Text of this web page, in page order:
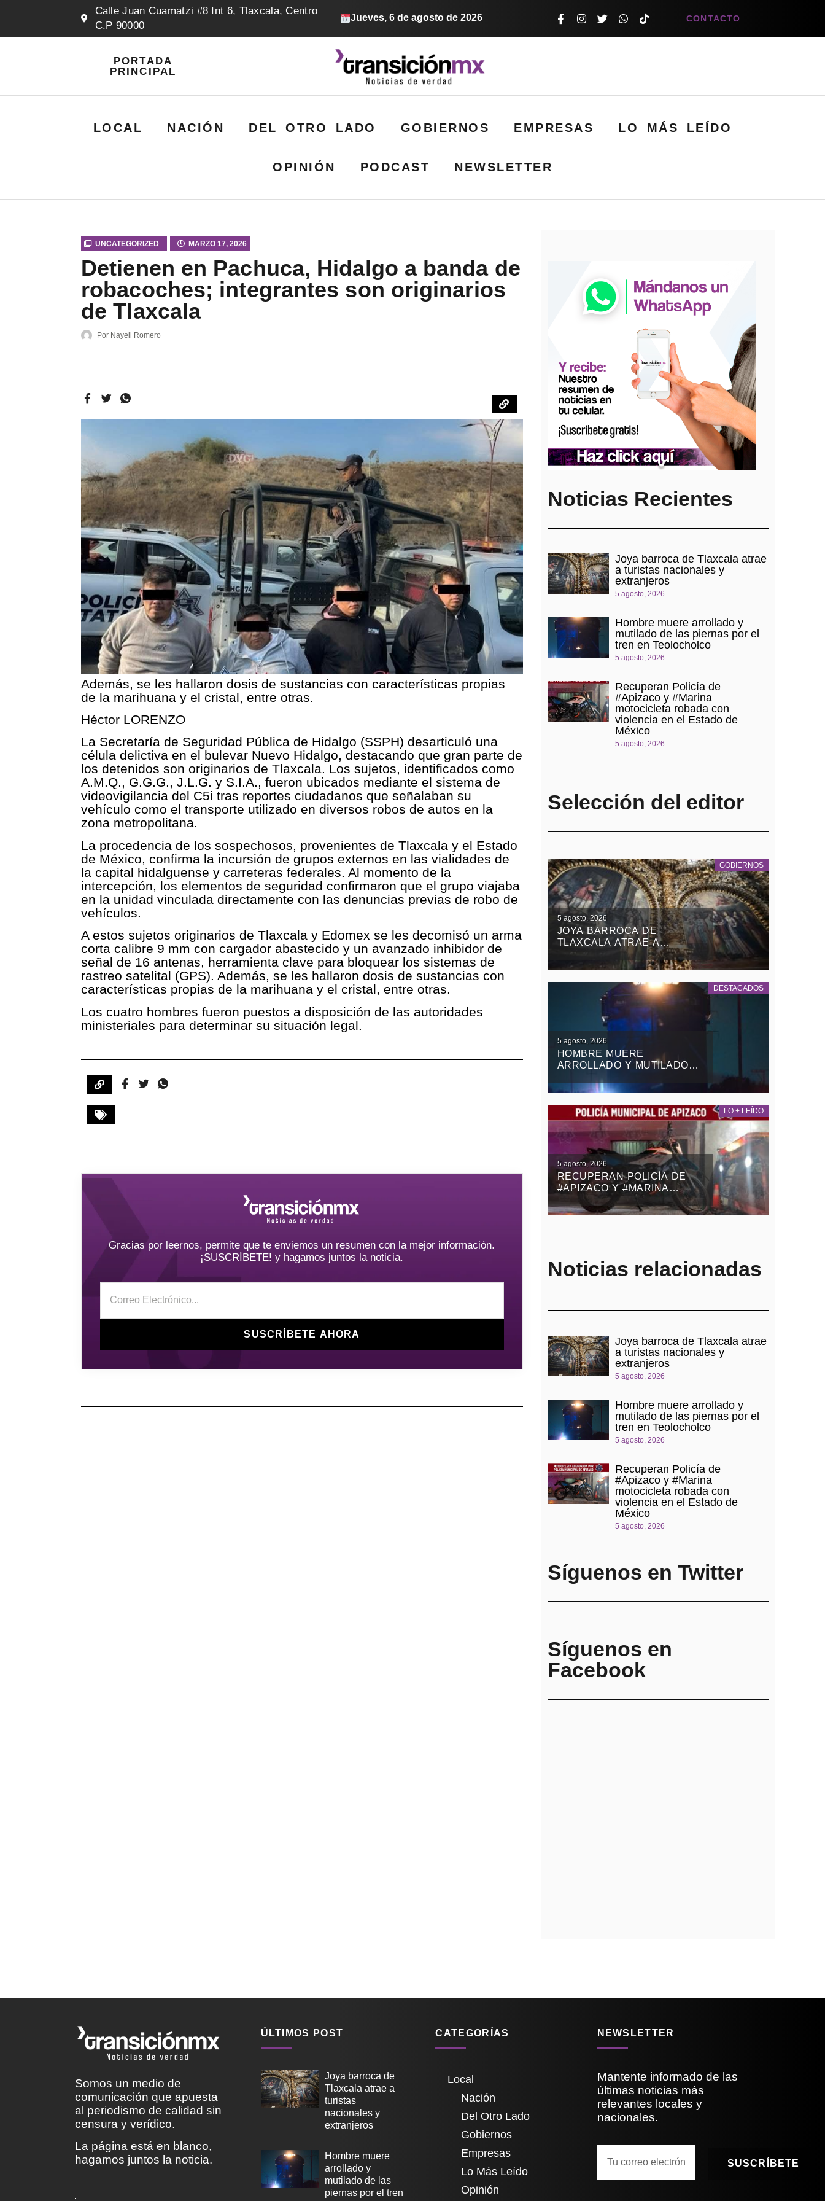
Calle Juan Cuamatzi #8 Int 6, Tlaxcala, Centro
C.P 90000
Jueves, 6 de agosto de 2026 CONTACTO
PORTADA
PRINCIPAL
LOCAL NACIÓN DEL OTRO LADO GOBIERNOS EMPRESAS LO MÁS LEÍDO
OPINIÓN PODCAST NEWSLETTER
UNCATEGORIZED MARZO 17, 2026
Detienen en Pachuca, Hidalgo a banda de
robacoches; integrantes son originarios
de Tlaxcala
Por Nayeli Romero
Además, se les hallaron dosis de sustancias con características propias
de la marihuana y el cristal, entre otras.
Héctor LORENZO
La Secretaría de Seguridad Pública de Hidalgo (SSPH) desarticuló una
célula delictiva en el bulevar Nuevo Hidalgo, destacando que gran parte de
los detenidos son originarios de Tlaxcala. Los sujetos, identificados como
A.M.Q., G.G.G., J.L.G. y S.I.A., fueron ubicados mediante el sistema de
videovigilancia del C5i tras reportes ciudadanos que señalaban su
vehículo como el transporte utilizado en diversos robos de autos en la
zona metropolitana.
La procedencia de los sospechosos, provenientes de Tlaxcala y el Estado
de México, confirma la incursión de grupos externos en las vialidades de
la capital hidalguense y carreteras federales. Al momento de la
intercepción, los elementos de seguridad confirmaron que el grupo viajaba
en la unidad vinculada directamente con las denuncias previas de robo de
vehículos.
A estos sujetos originarios de Tlaxcala y Edomex se les decomisó un arma
corta calibre 9 mm con cargador abastecido y un avanzado inhibidor de
señal de 16 antenas, herramienta clave para bloquear los sistemas de
rastreo satelital (GPS). Además, se les hallaron dosis de sustancias con
características propias de la marihuana y el cristal, entre otras.
Los cuatro hombres fueron puestos a disposición de las autoridades
ministeriales para determinar su situación legal.
Gracias por leernos, permite que te enviemos un resumen con la mejor información.
¡SUSCRÍBETE! y hagamos juntos la noticia.
SUSCRÍBETE AHORA
Noticias Recientes
Joya barroca de Tlaxcala atrae
a turistas nacionales y
extranjeros
5 agosto, 2026
Hombre muere arrollado y
mutilado de las piernas por el
tren en Teolocholco
5 agosto, 2026
Recuperan Policía de
#Apizaco y #Marina
motocicleta robada con
violencia en el Estado de
México
5 agosto, 2026
Selección del editor
GOBIERNOS
5 agosto, 2026
JOYA BARROCA DE
TLAXCALA ATRAE A
TURISTAS NACIONALES Y
EXTRANJEROS
DESTACADOS
5 agosto, 2026
HOMBRE MUERE
ARROLLADO Y MUTILADO
TREN EN TEOLOCHOLCO
LO + LEÍDO
5 agosto, 2026
RECUPERAN POLICÍA DE
#APIZACO Y #MARINA
MOTOCICLETA ROBADA
CON VIOLENCIA EN EL
Noticias relacionadas
Joya barroca de Tlaxcala atrae
a turistas nacionales y
extranjeros
5 agosto, 2026
Hombre muere arrollado y
mutilado de las piernas por el
tren en Teolocholco
5 agosto, 2026
Recuperan Policía de
#Apizaco y #Marina
motocicleta robada con
violencia en el Estado de
México
5 agosto, 2026
Síguenos en Twitter
Síguenos en
Facebook
Somos un medio de
comunicación que apuesta
al periodismo de calidad sin
censura y verídico.
La página está en blanco,
hagamos juntos la noticia.
ÚLTIMOS POST
Joya barroca de
Tlaxcala atrae a
turistas
nacionales y
extranjeros
Hombre muere
arrollado y
mutilado de las
piernas por el tren
CATEGORÍAS
Local
Nación
Del Otro Lado
Gobiernos
Empresas
Lo Más Leído
Opinión
NEWSLETTER
Mantente informado de las
últimas noticias más
relevantes locales y
nacionales.
SUSCRÍBETE